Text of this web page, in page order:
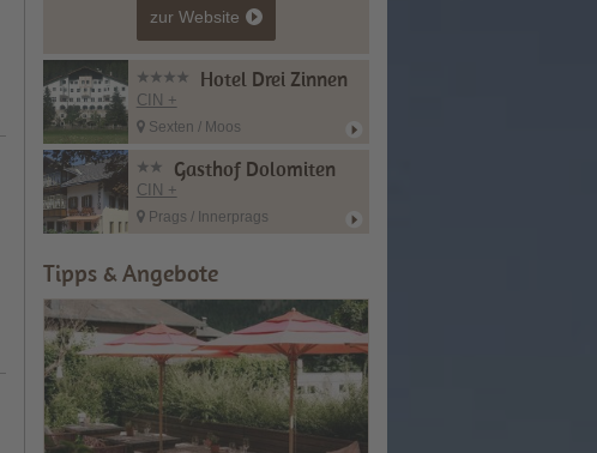
zur Website
Hotel Drei Zinnen
CIN +
Sexten / Moos
Gasthof Dolomiten
CIN +
Prags / Innerprags
Tipps & Angebote